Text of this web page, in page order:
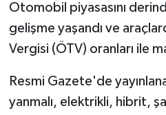
Otomobil piyasasını
gelişme yaşandı ve
Vergisi (ÖTV) oranları ile
Resmi Gazete'de
yanmalı, elektrikli, hibrit,